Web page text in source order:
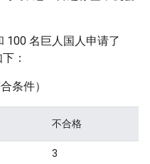
100 名巨人国人申请了
：
条件）
不合格
3